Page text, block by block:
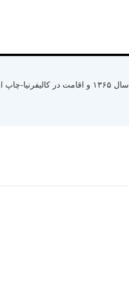
متولد سال ۱۳۳۰ رشت استان گیلان- کسب لیسانس از دانشگاه ملی ایران- کوچ به ینگه دنیا